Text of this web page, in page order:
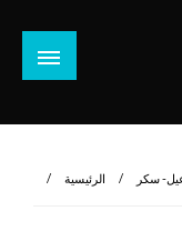
الرئيسية سكر